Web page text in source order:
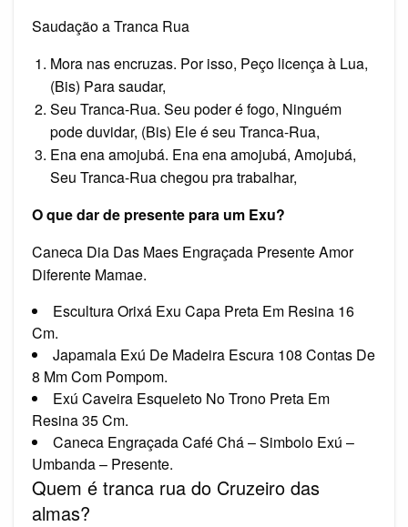
Saudação a Tranca Rua
Mora nas encruzas. Por isso, Peço licença à Lua,
(Bis) Para saudar,
Seu Tranca-Rua. Seu poder é fogo, Ninguém
pode duvidar, (Bis) Ele é seu Tranca-Rua,
Ena ena amojubá. Ena ena amojubá, Amojubá,
Seu Tranca-Rua chegou pra trabalhar,
O que dar de presente para um Exu?
Caneca Dia Das Maes Engraçada Presente Amor
Diferente Mamae.
Escultura Orixá Exu Capa Preta Em Resina 16
Cm.
Japamala Exú De Madeira Escura 108 Contas De
8 Mm Com Pompom.
Exú Caveira Esqueleto No Trono Preta Em
Resina 35 Cm.
Caneca Engraçada Café Chá – Simbolo Exú –
Umbanda – Presente.
Quem é tranca rua do Cruzeiro das
almas?